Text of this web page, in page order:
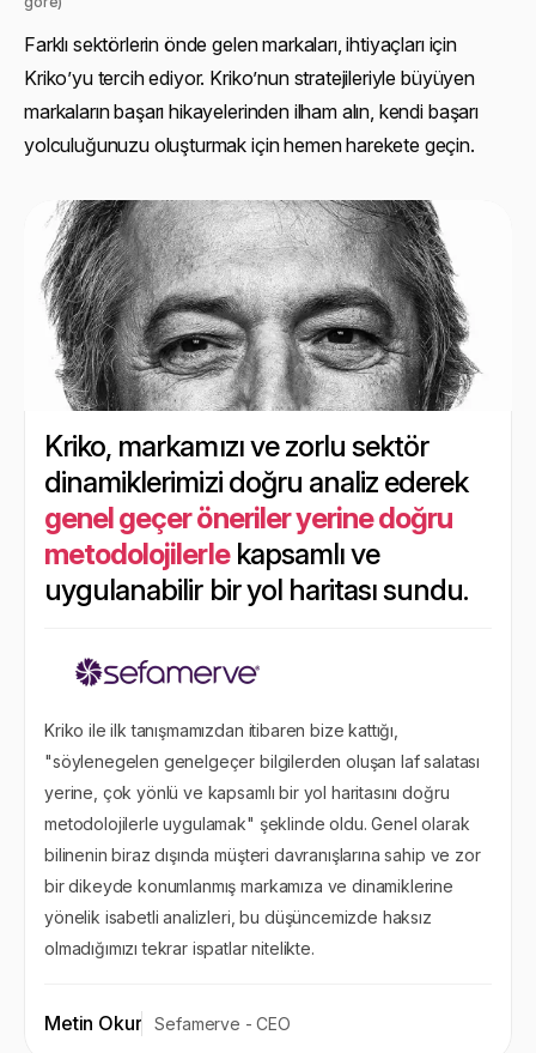
Farklı sektörlerin önde gelen markaları, ihtiyaçları için
Kriko’yu tercih ediyor. Kriko’nun stratejileriyle büyüyen
markaların başarı hikayelerinden ilham alın, kendi başarı
yolculuğunuzu oluşturmak için hemen harekete geçin.
Kriko, markamızı ve zorlu sektör
dinamiklerimizi doğru analiz ederek
genel geçer öneriler yerine doğru
metodolojilerlekapsamlı ve
uygulanabilir bir yol haritası sundu.
Kriko ile ilk tanışmamızdan itibaren bize kattığı,
"söylenegelen genelgeçer bilgilerden oluşan laf salatası
yerine, çok yönlü ve kapsamlı bir yol haritasını doğru
metodolojilerle uygulamak" şeklinde oldu. Genel olarak
bilinenin biraz dışında müşteri davranışlarına sahip ve zor
bir dikeyde konumlanmış markamıza ve dinamiklerine
yönelik isabetli analizleri, bu düşüncemizde haksız
olmadığımızı tekrar ispatlar nitelikte.
Metin Okur Sefamerve - CEO